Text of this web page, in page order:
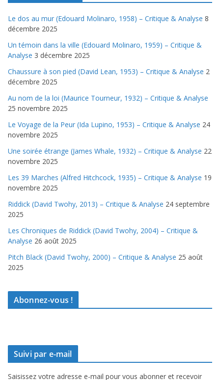
Le dos au mur (Edouard Molinaro, 1958) – Critique & Analyse 8
décembre 2025
Un témoin dans la ville (Edouard Molinaro, 1959) – Critique &
Analyse 3 décembre 2025
Chaussure à son pied (David Lean, 1953) – Critique & Analyse 2
décembre 2025
Au nom de la loi (Maurice Tourneur, 1932) – Critique & Analyse
25 novembre 2025
Le Voyage de la Peur (Ida Lupino, 1953) – Critique & Analyse 24
novembre 2025
Une soirée étrange (James Whale, 1932) – Critique & Analyse 22
novembre 2025
Les 39 Marches (Alfred Hitchcock, 1935) – Critique & Analyse 19
novembre 2025
Riddick (David Twohy, 2013) – Critique & Analyse 24 septembre
2025
Les Chroniques de Riddick (David Twohy, 2004) – Critique &
Analyse 26 août 2025
Pitch Black (David Twohy, 2000) – Critique & Analyse 25 août
2025
Abonnez-vous !
Suivi par e-mail
Saisissez votre adresse e-mail pour vous abonner et recevoir